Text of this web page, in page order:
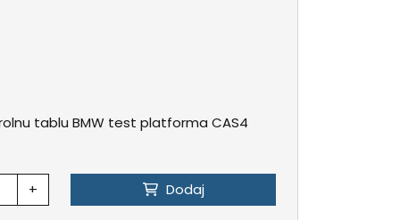
tablu BMW test platforma CAS4
+ Dodaj